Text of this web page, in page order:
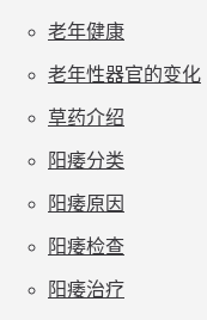
老年健康
老年性器官的变化
草药介绍
阳痿分类
阳痿原因
阳痿检查
阳痿治疗